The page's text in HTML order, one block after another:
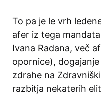
To pa je le vrh
afer iz tega
Ivana Radana, več
opornice),
zdrahe na
razbitja nekaterih